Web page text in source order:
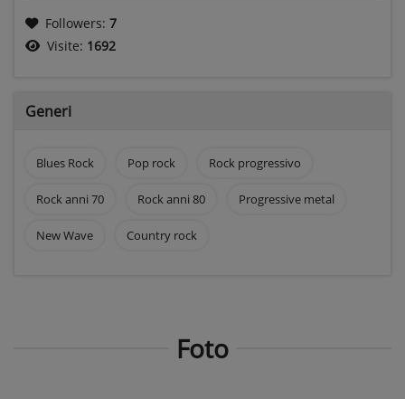
Followers: 7
Visite: 1692
Generi
Blues Rock Pop rock Rock progressivo
Rock anni 70 Rock anni 80 Progressive metal
New Wave Country rock
Foto